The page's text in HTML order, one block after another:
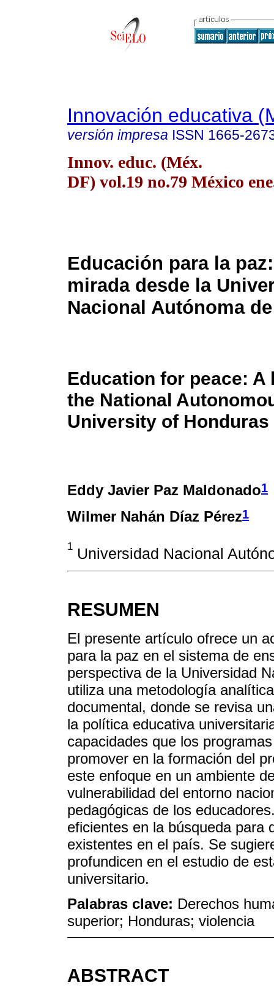
Innovación educativa
versión impresa ISSN 1665-
Innov. educ. (Méx.
DF) vol.19 no.79 México
Educación para la
mirada desde la
Nacional Autónoma
Education for peace: A
the National
University of Honduras
Eddy Javier Paz Maldonado1
Wilmer Nahán Díaz Pérez1
1 Universidad Nacional
RESUMEN
El presente artículo ofrece un
para la paz en el sistema de
perspectiva de la Universidad
utiliza una metodología
documental, donde se revisa
la política educativa
capacidades que los
promover en la formación del
este enfoque en un ambiente
vulnerabilidad del entorno
pedagógicas de los
eficientes en la búsqueda para
existentes en el país. Se
profundicen en el estudio de
universitario.
Palabras clave: Derechos
superior; Honduras; violencia
ABSTRACT